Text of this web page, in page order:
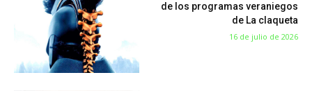
de los programas veraniegos
de La claqueta
16 de julio de 2026